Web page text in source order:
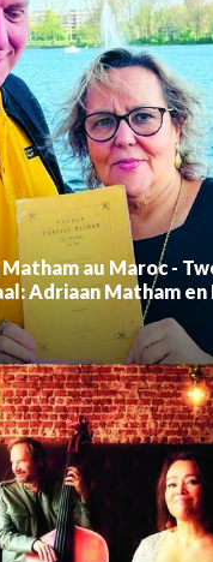
au Maroc -
Adriaan Matham en